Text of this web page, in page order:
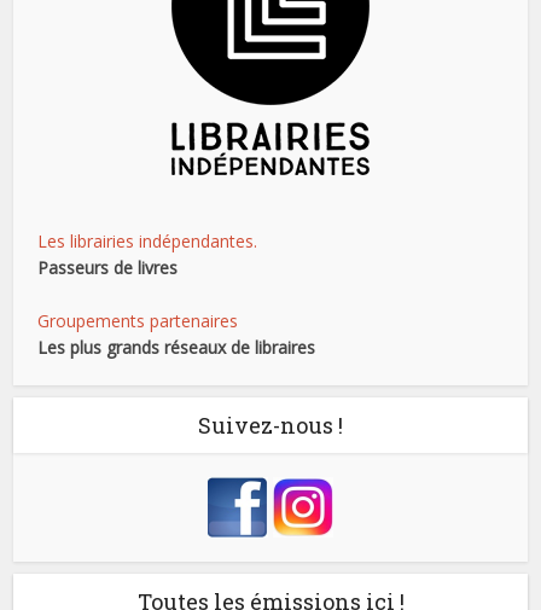
Les librairies indépendantes.
Passeurs de livres
Groupements partenaires
Les plus grands réseaux de libraires
Suivez-nous !
Toutes les émissions ici !